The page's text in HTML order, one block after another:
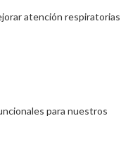
atención respiratorias
para nuestros